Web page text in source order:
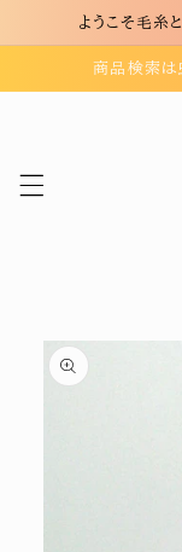
ンツに
進む
ようこそ毛
商品検索は
商品情
報にス
キップ